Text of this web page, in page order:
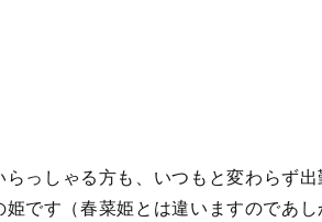
っしゃる方も、いつもと変わらず
です（春菜姫とは違いますのであ